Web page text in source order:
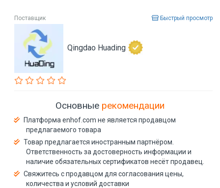
Поставщик Быстрый просмотр
Qingdao Huading
Основные рекомендации
Платформа enhof.com не является продавцом
предлагаемого товара
Товар предлагается иностранным партнёром.
Ответственность за достоверность информации и
наличие обязательных сертификатов несёт продавец.
Свяжитесь с продавцом для согласования цены,
количества и условий доставки